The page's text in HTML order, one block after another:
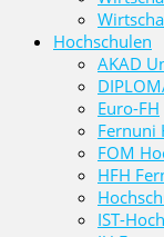
Hochschulen
AKAD
Euro-FH
Fernuni
FOM
HFH
IST-